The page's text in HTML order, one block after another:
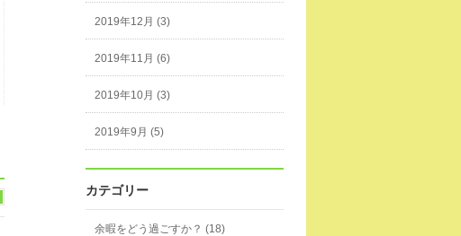
2019年12月 (3)
2019年11月 (6)
2019年10月 (3)
2019年9月 (5)
カテゴリー
余暇をどう過ごすか？ (18)